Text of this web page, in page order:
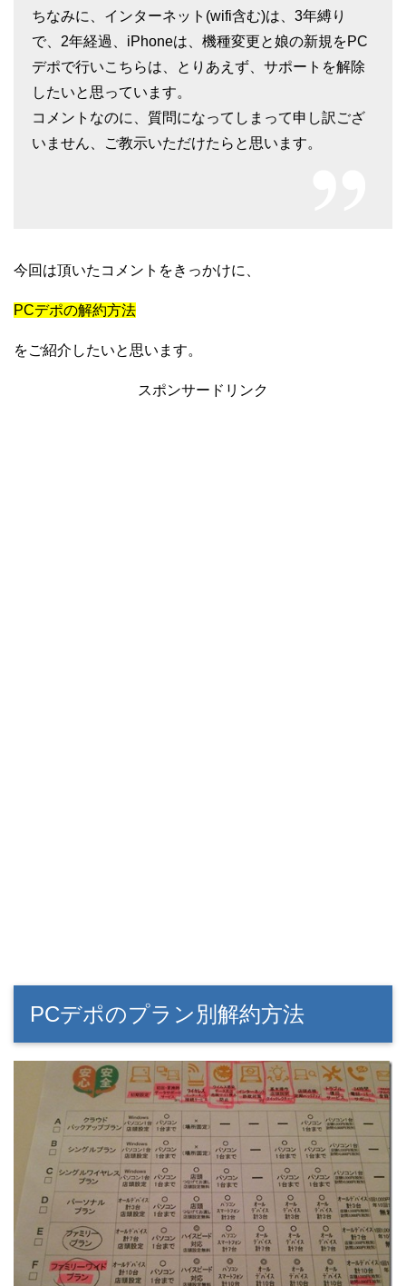
ちなみに、インターネット(wifi含む)は、3年縛り
で、2年経過、iPhoneは、機種変更と娘の新規をPC
デポで行いこちらは、とりあえず、サポートを解除
したいと思っています。
コメントなのに、質問になってしまって申し訳ござ
いません、ご教示いただけたらと思います。
今回は頂いたコメントをきっかけに、
PCデポの解約方法
をご紹介したいと思います。
スポンサードリンク
PCデポのプラン別解約方法